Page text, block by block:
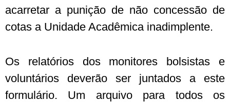
acarretar a punição de não concessão de
cotas a Unidade Acadêmica inadimplente.
Os relatórios dos monitores bolsistas e
voluntários deverão ser juntados a este
formulário. Um arquivo para todos os